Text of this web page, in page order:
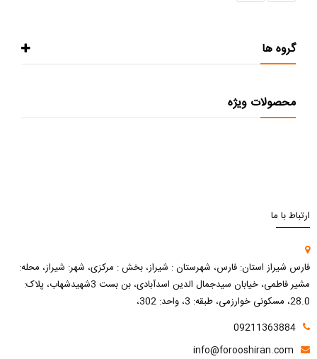
گروه ها
محصولات ویژه
ارتباط با ما
فارس شیراز استان: فارس، شهرستان : شیراز، بخش : مرکزی، شهر: شیراز، محله:
مشیر فاطمی، خیابان سیدجمال الدین اسدآبادی، بن بست 3شهیدشهاب، پلاک:
28.0، مسکونی خوارزمی، طبقه: 3، واحد: 302،
09211363884
info@forooshiran.com